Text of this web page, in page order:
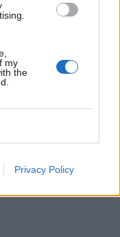
my
the
Privacy Policy